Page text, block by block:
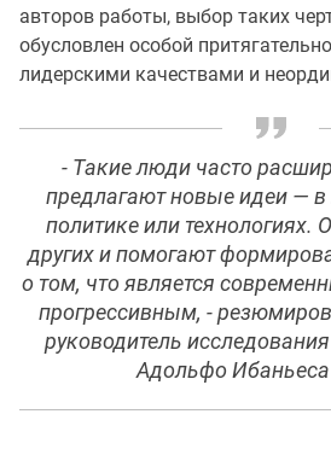
авторов работы, выбор таких
обусловлен особой
лидерскими качествами и
- Такие люди часто
предлагают новые идеи — в
политике или технологиях.
других и помогают
о том, что является
прогрессивным, -
руководитель
Адольфо